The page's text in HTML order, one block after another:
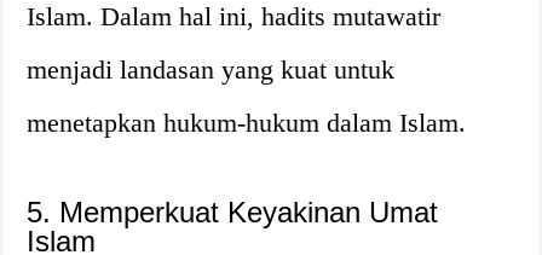
Islam. Dalam hal ini, hadits mutawatir
menjadi landasan yang kuat untuk
menetapkan hukum-hukum dalam Islam.
5. Memperkuat Keyakinan Umat
Islam